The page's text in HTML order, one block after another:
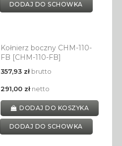
DODAJ DO SCHOWKA
Kołnierz boczny CHM-110-
FB [CHM-110-FB]
357,93 złbrutto
291,00 złnetto
DODAJ DO KOSZYKA
DODAJ DO SCHOWKA